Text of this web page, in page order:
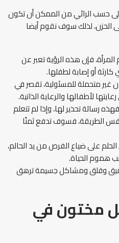
حسب الرائي من الممكن أن تكون
الحزن، لذلك سوف نقوم أيضا
فإن هذه الرؤية تعبر عن
أو إصابة لطفلها.
غير متحملة للمسئولية، تقصر في
لأطفالها والرعاية الذاتية.
رسالة تحذير لها، وإذا لم تتعلم
الطريقة، فسوف تدفع ثمنًا
على ضياع الفرص من يد الحالم،
هموم الحياة.
وقلق ومشاكل جسيمة ترهق
مختون في